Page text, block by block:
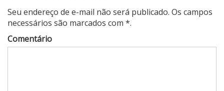
Seu endereço de e-mail não será publicado. Os campos
necessários são marcados com *.
Comentário